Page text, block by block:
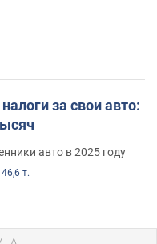
за свои авто:
авто в 2025 году
46,6 т.